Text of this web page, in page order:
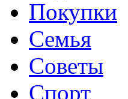
Покупки
Семья
Советы
Спорт